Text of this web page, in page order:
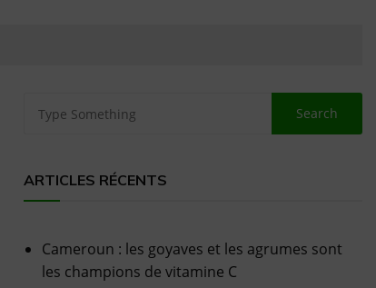
ARTICLES RÉCENTS
Cameroun : les goyaves et les agrumes sont
les champions de vitamine C